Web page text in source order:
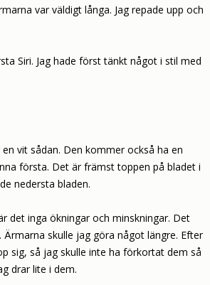
var väldigt långa. Jag repade upp och
Siri. Jag hade först tänkt något i stil med
vit sådan. Den kommer också ha en
första. Det är främst toppen på bladet i
nedersta bladen.
det inga ökningar och minskningar. Det
skulle jag göra något längre. Efter
sig, så jag skulle inte ha förkortat dem så
drar lite i dem.